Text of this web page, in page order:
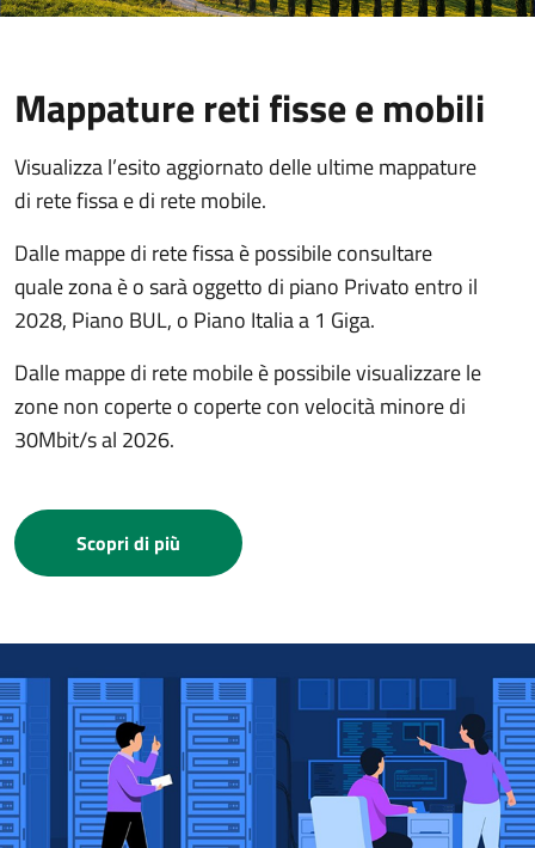
Mappature reti fisse e mobili
Visualizza l’esito aggiornato delle ultime mappature
di rete fissa e di rete mobile.
Dalle mappe di rete fissa è possibile consultare
quale zona è o sarà oggetto di piano Privato entro il
2028, Piano BUL, o Piano Italia a 1 Giga.
Dalle mappe di rete mobile è possibile visualizzare le
zone non coperte o coperte con velocità minore di
30Mbit/s al 2026.
Scopri di più